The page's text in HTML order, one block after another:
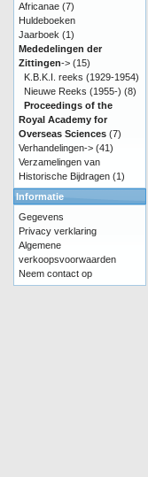
Africanae (7)
Huldeboeken
Jaarboek (1)
Mededelingen der
Zittingen-> (15)
K.B.K.I. reeks (1929-1954)
Nieuwe Reeks (1955-) (8)
Proceedings of the
Royal Academy for
Overseas Sciences (7)
Verhandelingen-> (41)
Verzamelingen van
Historische Bijdragen (1)
Informatie
Gegevens
Privacy verklaring
Algemene
verkoopsvoorwaarden
Neem contact op